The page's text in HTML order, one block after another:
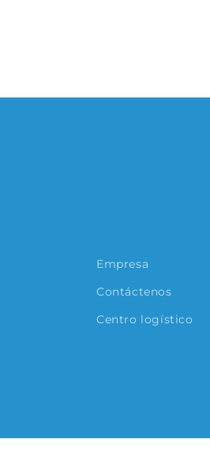
Empresa
Contáctenos
Centro logístico